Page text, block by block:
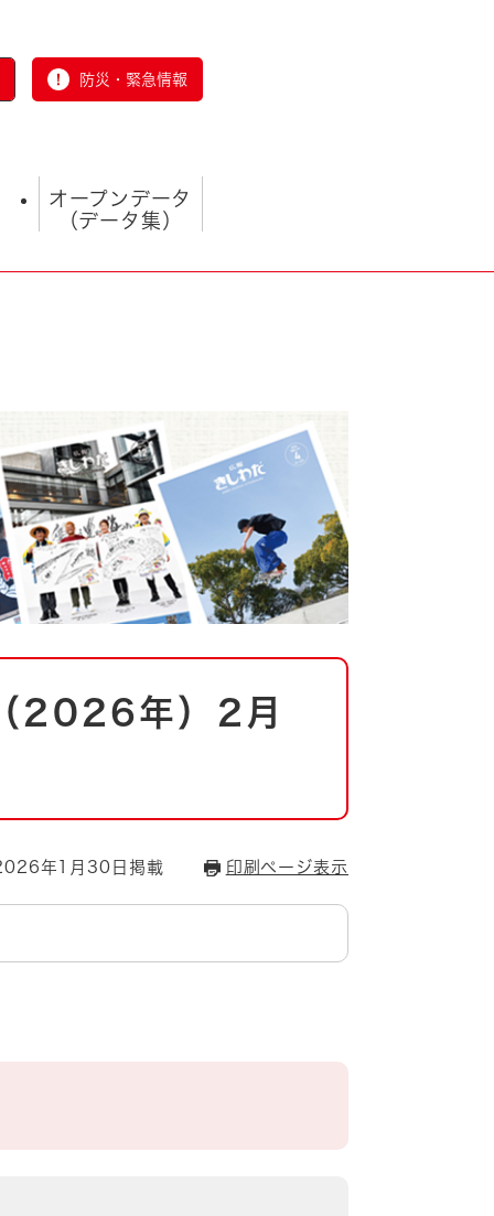
防災・緊急情報
オープンデータ
（データ集）
2026年）2月
年1月30日掲載 印刷ページ表示